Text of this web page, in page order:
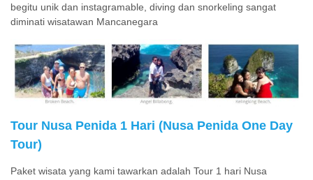
begitu unik dan instagramable, diving dan snorkeling sangat
diminati wisatawan Mancanegara
Tour Nusa Penida 1 Hari (Nusa Penida One Day
Tour)
Paket wisata yang kami tawarkan adalah Tour 1 hari Nusa